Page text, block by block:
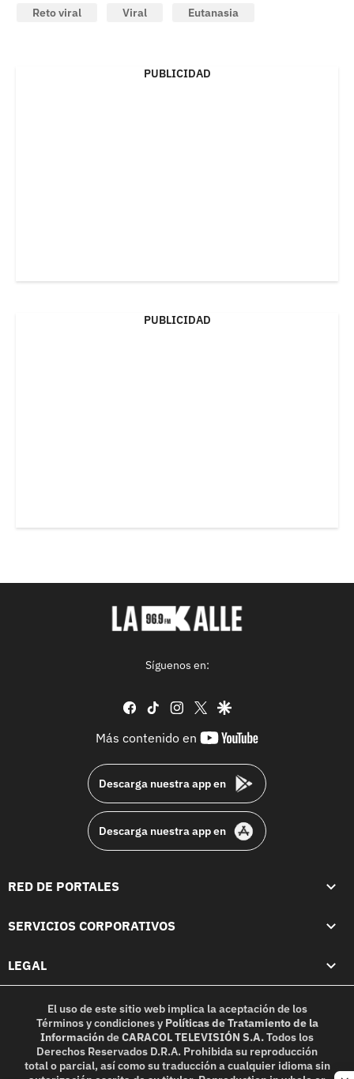
Reto viral Viral Eutanasia
PUBLICIDAD
PUBLICIDAD
Síguenos en:
facebook
tiktok instagram
twittergoogle
Más contenido en
youtube-
Descarga nuestra app en
Descarga nuestra app en
RED DE PORTALES
SERVICIOS CORPORATIVOS
LEGAL
El uso de este sitio web implica la aceptación de los
Términos y condicionesy Políticas de Tratamiento de la
InformacióndeCARACOL TELEVISIÓN S.A.Todos los
Derechos Reservados D.R.A. Prohibida su reproducción
total o parcial, así como su traducción a cualquier idioma sin